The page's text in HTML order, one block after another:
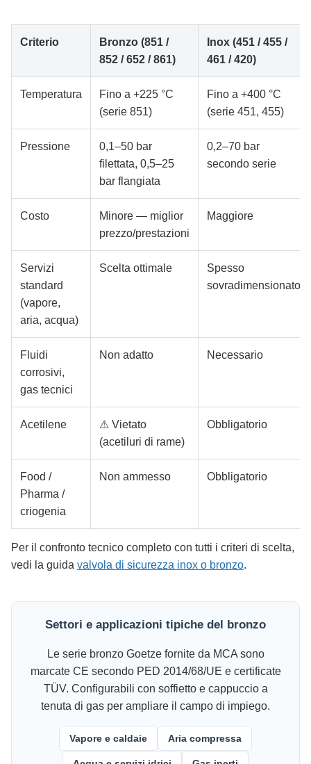
Criterio
Bronzo (851 /
852 / 652 / 861)
Inox (451 / 455 /
461 / 420)
Temperatura
Fino a +225 °C
(serie 851)
Fino a +400 °C
(serie 451, 455)
Pressione
0,1–50 bar
filettata, 0,5–25
bar flangiata
0,2–70 bar
secondo serie
Costo
Minore — miglior
prezzo/prestazioni
Maggiore
Servizi
standard
(vapore,
aria, acqua)
Scelta ottimale
Spesso
sovradimensionato
Fluidi
corrosivi,
gas tecnici
Non adatto Necessario
Acetilene
⚠ Vietato
(acetiluri di rame)
Obbligatorio
Food /
Pharma /
criogenia
Non ammesso Obbligatorio
Per il confronto tecnico completo con tutti i criteri di scelta,
vedi la guida valvola di sicurezza inox o bronzo.
Settori e applicazioni tipiche del bronzo
Le serie bronzo Goetze fornite da MCA sono
marcate CE secondo PED 2014/68/UE e certificate
TÜV. Configurabili con soffietto e cappuccio a
tenuta di gas per ampliare il campo di impiego.
Vapore e caldaie Aria compressa